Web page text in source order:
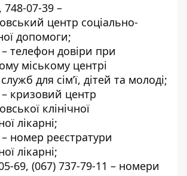
, 748-07-39 –
центр соціально-
допомоги;
– телефон довіри при
міському центрі
для сім’ї, дітей та молоді;
– кризовий центр
клінічної
лікарні;
– номер реєстратури
лікарні;
69, (067) 737-79-11 – номери